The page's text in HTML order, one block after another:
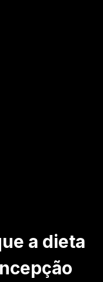
a dieta